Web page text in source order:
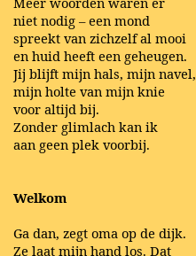
niet nodig – een mond
spreekt van zichzelf al mooi
en huid heeft een geheugen.
Jij blijft mijn hals, mijn navel,
mijn holte van mijn knie
voor altijd bij.
Zonder glimlach kan ik
aan geen plek voorbij.
Welkom
Ga dan, zegt oma op de dijk.
Ze laat mijn hand los. Dat